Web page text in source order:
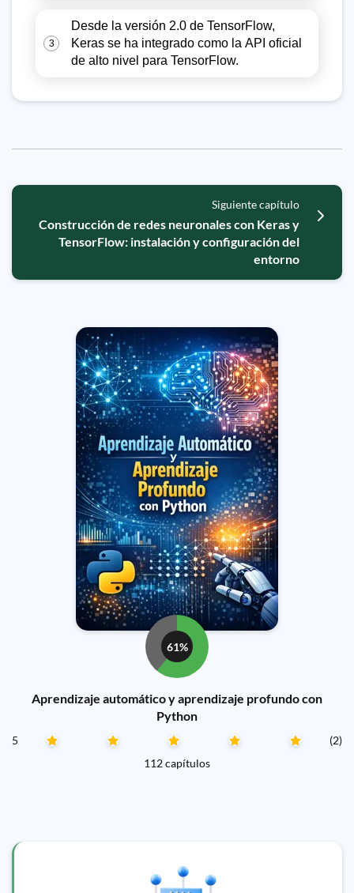
3
Desde la versión 2.0 de TensorFlow,
Keras se ha integrado como la API oficial
de alto nivel para TensorFlow.
Siguiente capítulo
Construcción de redes neuronales con Keras y
TensorFlow: instalación y configuración del
entorno
61%
Aprendizaje automático y aprendizaje profundo con
Python
5
(2)
112 capítulos